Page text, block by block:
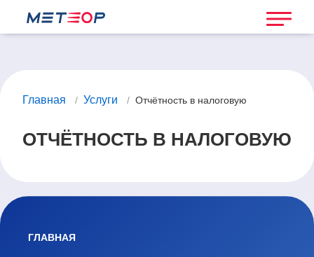
Главная / Услуги / Отчётность в налоговую
ОТЧЁТНОСТЬ В НАЛОГОВУЮ
ГЛАВНАЯ